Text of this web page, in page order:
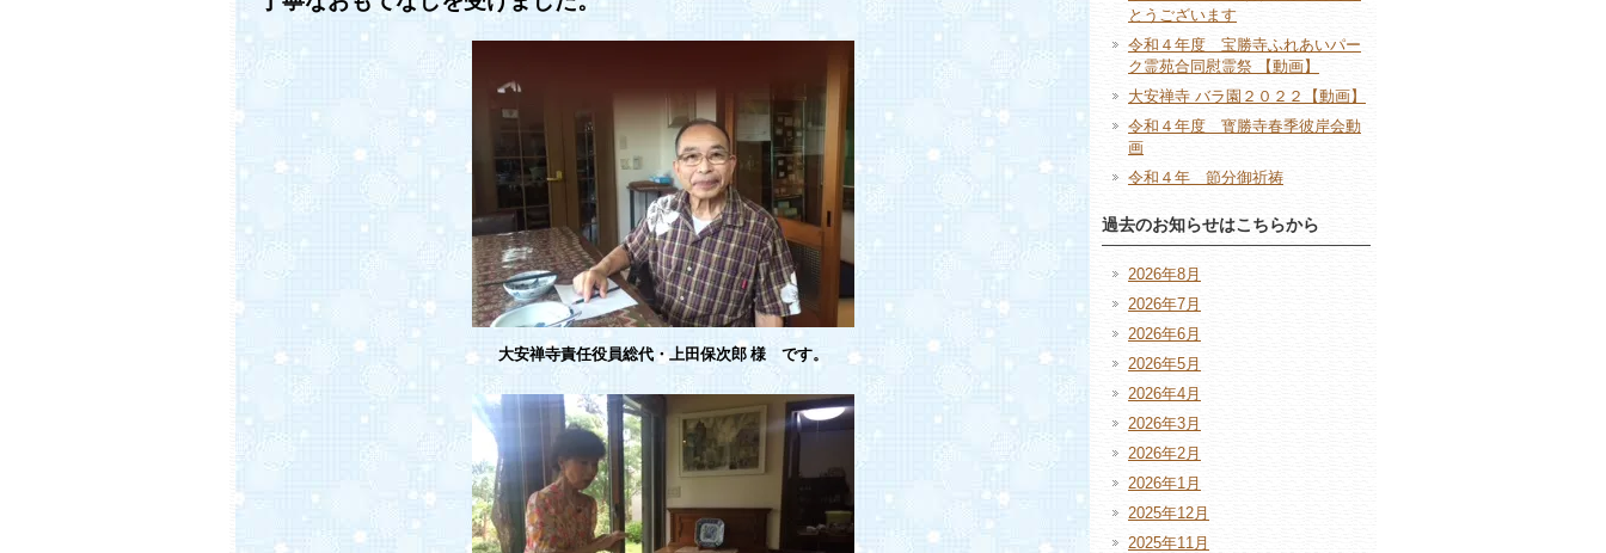
大安禅寺責任役員総代・上田保次郎 様 です。
とうございます
令和４年度 宝勝寺ふれあいパー
ク霊苑合同慰霊祭 【動画】
大安禅寺 バラ園２０２２【動画】
令和４年度 寳勝寺春季彼岸会動
画
令和４年 節分御祈祷
過去のお知らせはこちらから
2026年8月
2026年7月
2026年6月
2026年5月
2026年4月
2026年3月
2026年2月
2026年1月
2025年12月
2025年11月